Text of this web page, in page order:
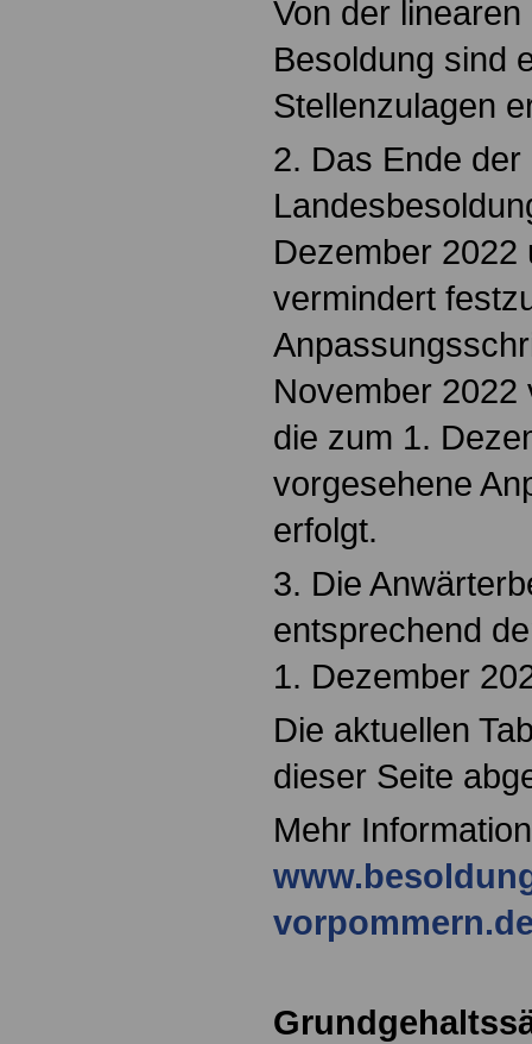
Von der
Besoldung sind
Stellenzulagen
2. Das Ende
Dezember 2022
vermindert
November
die zum 1.
vorgesehene
erfolgt.
3. Die
entsprechend
1. Dezember
Die aktuellen
dieser Seite
Mehr